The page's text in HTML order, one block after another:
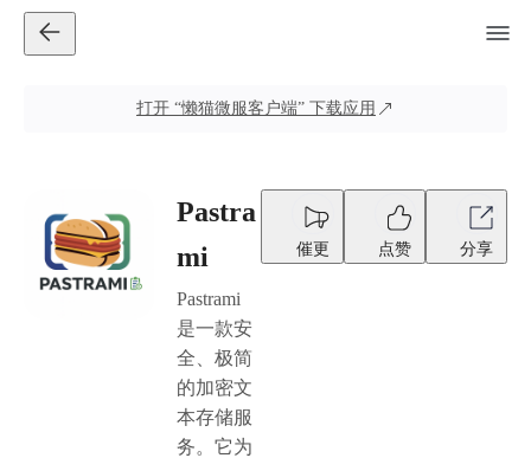
打开 “懒猫微服客户端” 下载应用
Pastra
mi
Pastrami
是一款安
全、极简
的加密文
本存储服
务。它为
催更 点赞 分享